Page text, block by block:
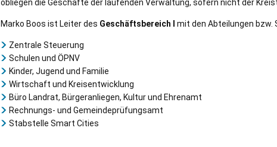
obliegen die Geschäfte der laufenden Verwaltung, sofern nicht der
Marko Boos ist Leiter des Geschäftsbereich I mit den Abteilungen bzw.
Zentrale Steuerung
Schulen und ÖPNV
Kinder, Jugend und Familie
Wirtschaft und Kreisentwicklung
Büro Landrat, Bürgeranliegen, Kultur und Ehrenamt
Rechnungs- und Gemeindeprüfungsamt
Stabstelle Smart Cities